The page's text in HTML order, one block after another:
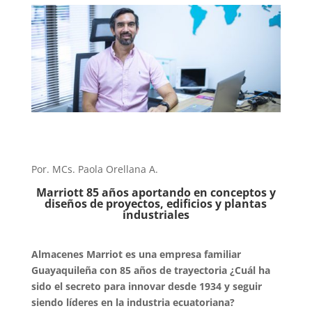
Por. MCs. Paola Orellana A.
Marriott 85 años aportando en conceptos y
diseños de proyectos, edificios y plantas
industriales
Almacenes Marriot es una empresa familiar
Guayaquileña con 85 años de trayectoria ¿Cuál ha
sido el secreto para innovar desde 1934 y seguir
siendo líderes en la industria ecuatoriana?